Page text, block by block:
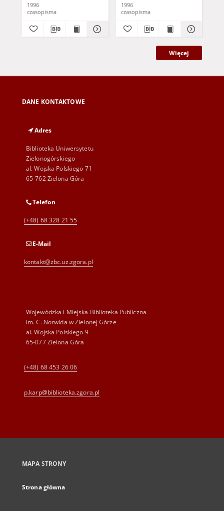
1996
czasopisma
1996
czasopisma
Więcej
DANE KONTAKTOWE
Adres
Biblioteka Uniwersytetu
Zielonogórskiego
al. Wojska Polskiego 71
65-762 Zielona Góra
Telefon
(+48) 68 328 21 55
E-Mail
kontakt@zbc.uz.zgora.pl
Wojewódzka i Miejska Biblioteka Publiczna
im. C. Norwida w Zielonej Górze
al. Wojska Polskiego 9
65-077 Zielona Góra
(+48) 68 453 26 06
p.karp@biblioteka.zgora.pl
MAPA STRONY
Strona główna